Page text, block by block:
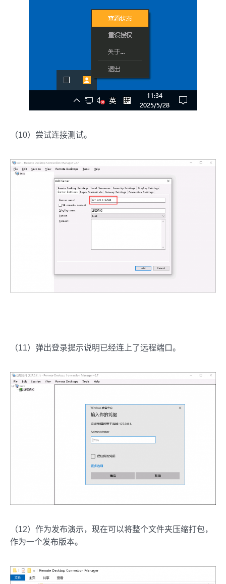
（10）尝试连接测试。
（11）弹出登录提示说明已经连上了远程端口。
（12）作为发布演示，现在可以将整个文件夹压缩打包，
作为一个发布版本。